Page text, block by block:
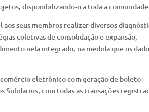
disponibilizando-o a toda a
seus membros realizar diversos
coletivas de consolidação e expansão,
nela integrado, na medida que os
eletrônico com geração de boleto
Solidarius, com todas as transações